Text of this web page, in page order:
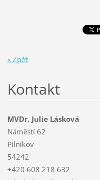
« Zpět
Kontakt
MVDr. Julie Lásková
Náměstí 62
Pilníkov
54242
+420 608 218 632